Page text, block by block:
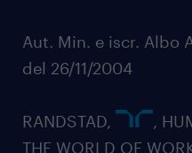
Aut. Min. e iscr. Albo
del 26/11/2004
RANDSTAD,
,
THE WORLD OF